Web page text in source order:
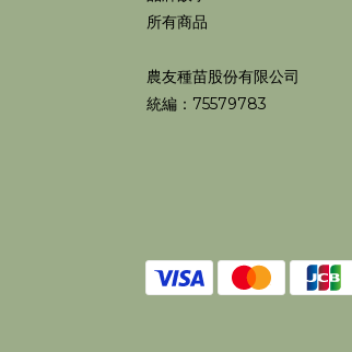
所有商品
農友種苗股份有限公司
統編：75579783